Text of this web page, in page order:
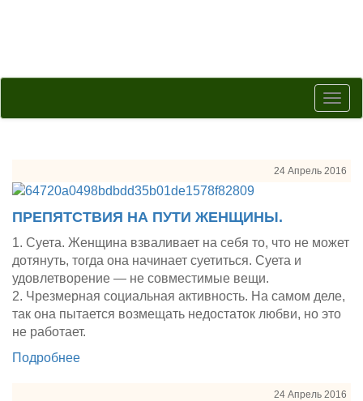
24 Апрель 2016
ПРЕПЯТСТВИЯ НА ПУТИ ЖЕНЩИНЫ.
1. Суета. Женщина взваливает на себя то, что не может
дотянуть, тогда она начинает суетиться. Суета и
удовлетворение — не совместимые вещи.
2. Чрезмерная социальная активность. На самом деле,
так она пытается возмещать недостаток любви, но это
не работает.
Подробнее
24 Апрель 2016